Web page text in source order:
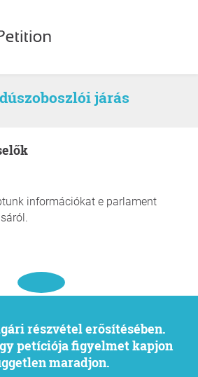
járás
információkat e parlament
petíciója figyelmet kapjon
maradjon.